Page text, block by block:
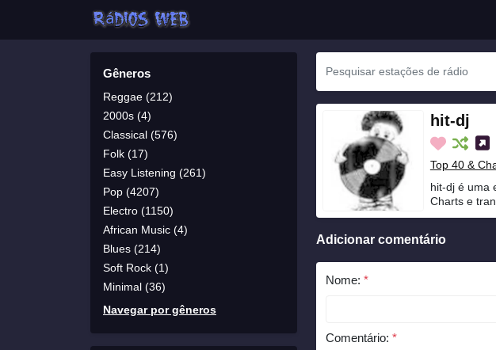
Gêneros
Reggae (212)
2000s (4)
Classical (576)
Folk (17)
Easy Listening (261)
Pop (4207)
Electro (1150)
African Music (4)
Blues (214)
Soft Rock (1)
Minimal (36)
Navegar por gêneros
hit-dj
Top 40 &
hit-dj é uma
Charts e
Adicionar comentário
Nome: *
Comentário: *